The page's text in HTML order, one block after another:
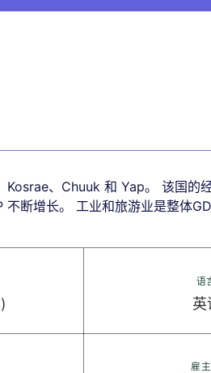
、Chuuk 和 Yap。 该国的
断增长。 工业和旅游业是整体
语
英
雇